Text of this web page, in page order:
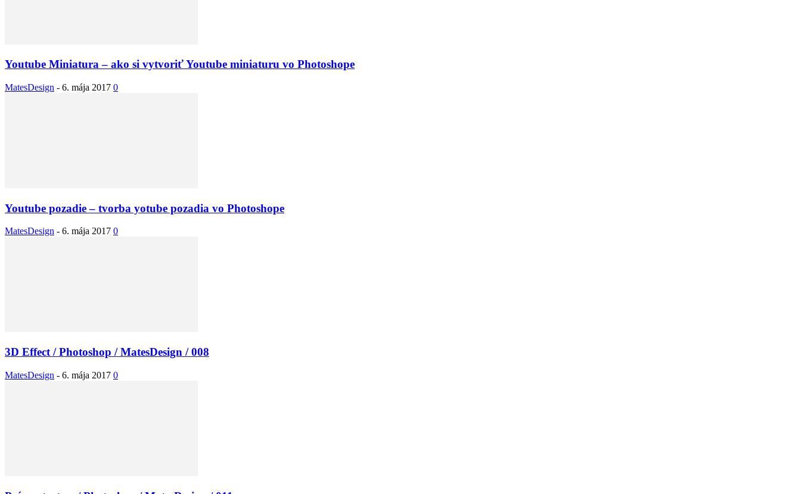
Youtube Miniatura – ako si vytvoriť Youtube miniaturu vo Photoshope
MatesDesign - 6. mája 2017 0
Youtube pozadie – tvorba yotube pozadia vo Photoshope
MatesDesign - 6. mája 2017 0
3D Effect / Photoshop / MatesDesign / 008
MatesDesign - 6. mája 2017 0